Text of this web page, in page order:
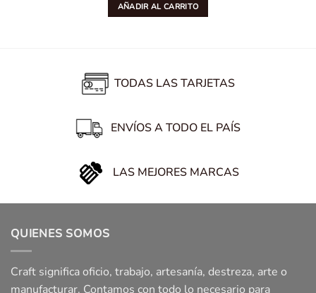
AÑADIR AL CARRITO
TODAS LAS TARJETAS
ENVÍOS A TODO EL PAÍS
LAS MEJORES MARCAS
QUIENES SOMOS
Craft significa oficio, trabajo, artesanía, destreza, arte o
manufacturar. Contamos con todo lo necesario para